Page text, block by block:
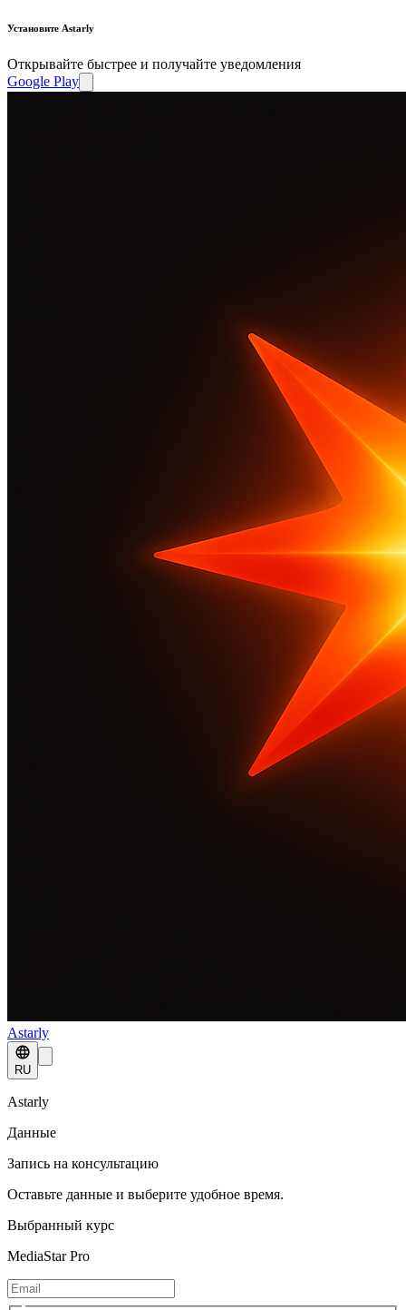
Установите Astarly
Открывайте быстрее и получайте уведомления
Google Play
Astarly
RU
Astarly
Данные
Запись на консультацию
Оставьте данные и выберите удобное время.
Выбранный курс
MediaStar Pro